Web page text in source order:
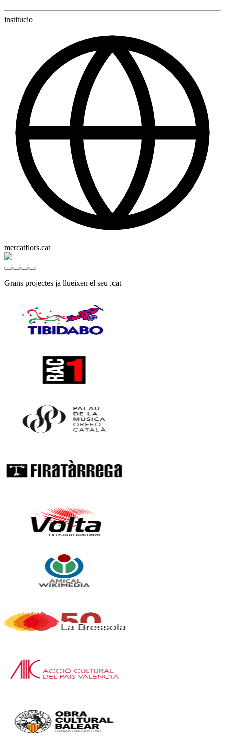
institucio
mercatflors.cat
Grans projectes ja llueixen el seu .cat